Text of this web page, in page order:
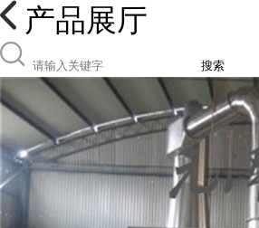
产品展厅
搜索